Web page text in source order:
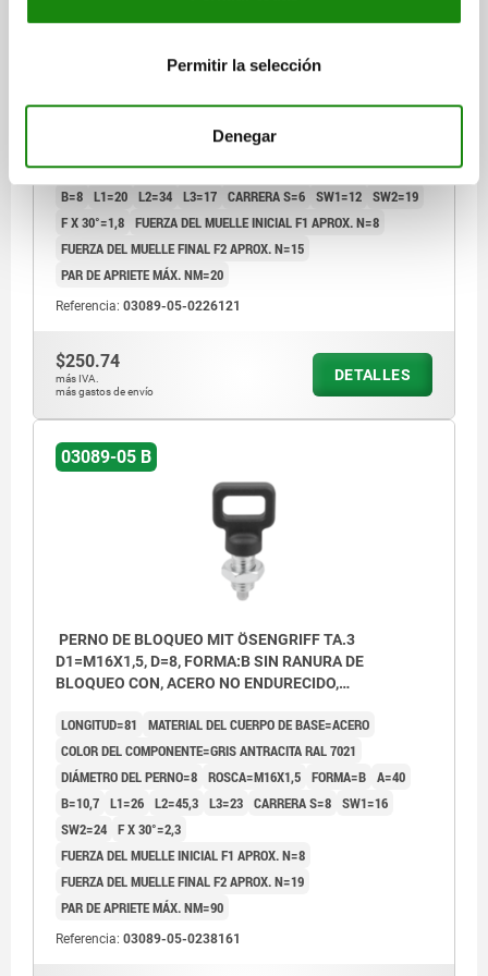
Permitir la selección
Denegar
D1=M12X1,5, D=6, FORMA:B SIN RANURA DE
BLOQUEO CON, ACERO NO ENDURECIDO,
COLOR DEL COMPONENTE=GRIS ANTRACITA RAL 7021
DIÁMETRO DEL PERNO=6 ROSCA=M12X1,5 FORMA=B A=30
B=8 L1=20 L2=34 L3=17 CARRERA S=6 SW1=12 SW2=19
F X 30°=1,8 FUERZA DEL MUELLE INICIAL F1 APROX. N=8
FUERZA DEL MUELLE FINAL F2 APROX. N=15
PAR DE APRIETE MÁX. NM=20
Referencia: 03089-05-0226121
$250.74
más IVA.
más gastos de envío
DETALLES
03089-05 B
PERNO DE BLOQUEO MIT ÖSENGRIFF TA.3
D1=M16X1,5, D=8, FORMA:B SIN RANURA DE
BLOQUEO CON, ACERO NO ENDURECIDO,
LONGITUD=81
MATERIAL DEL CUERPO DE BASE=ACERO
COLOR DEL COMPONENTE=GRIS ANTRACITA RAL 7021
DIÁMETRO DEL PERNO=8 ROSCA=M16X1,5 FORMA=B A=40
B=10,7 L1=26 L2=45,3 L3=23 CARRERA S=8 SW1=16
SW2=24 F X 30°=2,3
FUERZA DEL MUELLE INICIAL F1 APROX. N=8
FUERZA DEL MUELLE FINAL F2 APROX. N=19
PAR DE APRIETE MÁX. NM=90
Referencia: 03089-05-0238161